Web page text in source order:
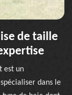
de taille
est un
dans le